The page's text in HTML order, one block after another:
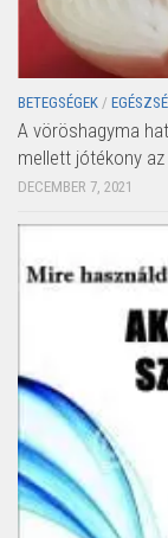
BETEGSÉGEK /
A vöröshagyma
mellett jótékony
DECEMBER 7, 2021